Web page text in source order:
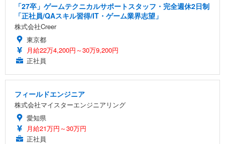
「27卒」ゲームテクニカルサポートスタッフ・完全週休2日制
「正社員/QAスキル習得/IT・ゲーム業界志望」
株式会社Creer
東京都
月給22万4,200円～30万9,200円
正社員
フィールドエンジニア
株式会社マイスターエンジニアリング
愛知県
月給21万円～30万円
正社員